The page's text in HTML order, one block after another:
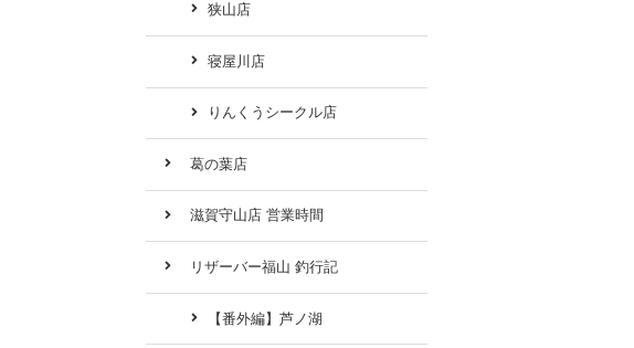
狭山店
寝屋川店
りんくうシークル店
葛の葉店
滋賀守山店 営業時間
リザーバー福山 釣行記
【番外編】芦ノ湖